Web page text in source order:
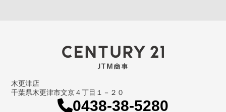
木更津店
千葉県木更津市文京４丁目１－２０
0438-38-5280